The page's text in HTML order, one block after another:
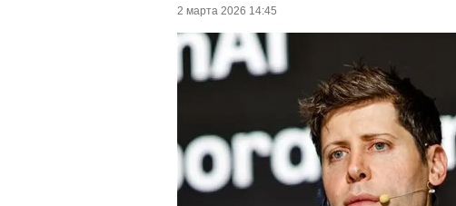
2 марта 2026 14:45